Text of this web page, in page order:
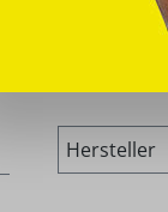
Hersteller